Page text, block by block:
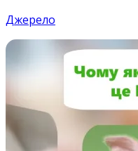
Джерело